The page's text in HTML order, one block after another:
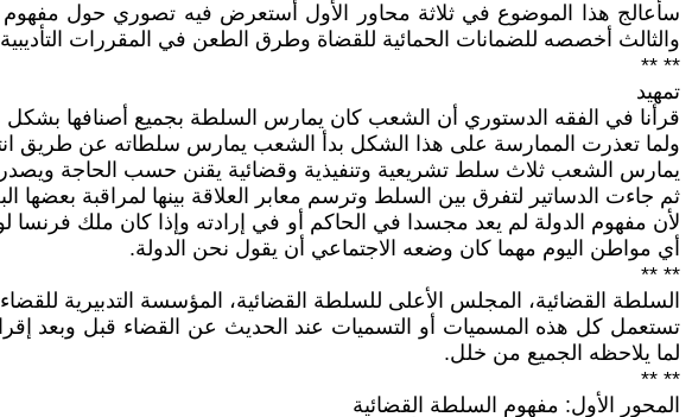
والثالث أخصصه للضمانات الحمائية للقضاة وطرق الطعن في المقررات
** **
تمهيد
قرأنا في الفقه الدستوري أن الشعب كان يمارس السلطة بجميع أصنافها
ولما تعذرت الممارسة على هذا الشكل بدأ الشعب يمارس سلطاته عن طريق
يمارس الشعب ثلاث سلط تشريعية وتنفيذية وقضائية يقنن حسب الحاجة
ثم جاءت الدساتير لتفرق بين السلط وترسم معابر العلاقة بينها لمراقبة بعضها
أي مواطن اليوم مهما كان وضعه الاجتماعي أن يقول نحن الدولة.
** **
السلطة القضائية، المجلس الأعلى للسلطة القضائية، المؤسسة التدبيرية
لما يلاحظه الجميع من خلل.
** **
المحور الأول: مفهوم السلطة القضائية